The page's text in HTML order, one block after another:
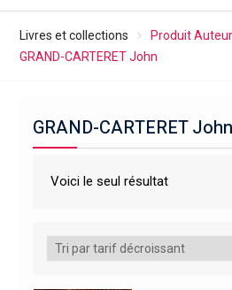
Livres et collections
Produit Auteur
GRAND-CARTERET John
GRAND-CARTERET John
Voici le seul résultat